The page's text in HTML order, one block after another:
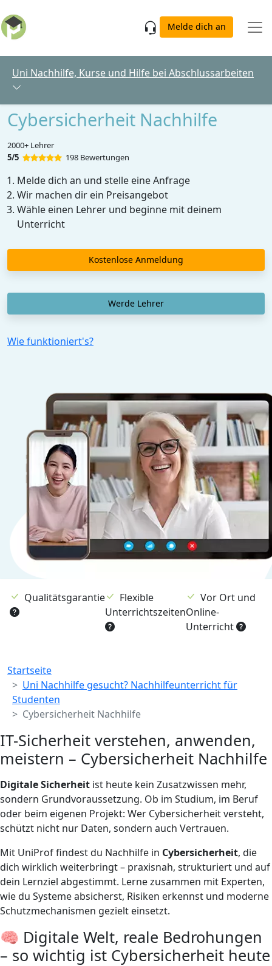
Melde dich an
Uni Nachhilfe, Kurse und Hilfe bei Abschlussarbeiten
Cybersicherheit Nachhilfe
2000+ Lehrer
5/5
198 Bewertungen
Melde dich an und stelle eine Anfrage
Wir machen dir ein Preisangebot
Wähle einen Lehrer und beginne mit deinem
Unterricht
Kostenlose Anmeldung
Werde Lehrer
Wie funktioniert's?
Qualitätsgarantie
Flexible
Unterrichtszeiten
Vor Ort und
Online-
Unterricht
Breadcrumb
Startseite
Uni Nachhilfe gesucht? Nachhilfeunterricht für
Studenten
Cybersicherheit Nachhilfe
IT-Sicherheit verstehen, anwenden,
meistern – Cybersicherheit Nachhilfe
Digitale Sicherheit ist heute kein Zusatzwissen mehr,
sondern Grundvoraussetzung. Ob im Studium, im Beruf
oder beim eigenen Projekt: Wer Cybersicherheit versteht,
schützt nicht nur Daten, sondern auch Vertrauen.
Mit UniProf findest du Nachhilfe in Cybersicherheit, die
dich wirklich weiterbringt – praxisnah, strukturiert und auf
dein Lernziel abgestimmt. Lerne zusammen mit Experten,
wie du Systeme absicherst, Risiken erkennst und moderne
Schutzmechanismen gezielt einsetzt.
🧠 Digitale Welt, reale Bedrohungen
– so wichtig ist Cybersicherheit heute